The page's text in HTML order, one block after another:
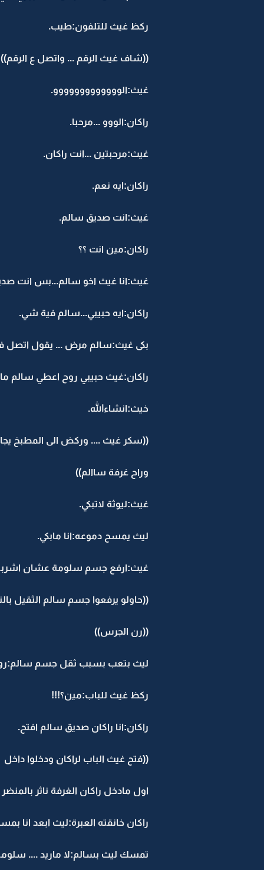
ركظ غيث للتلفون:طيب.
((شاف غيث الرقم ... واتصل ع الرقم))
غيث:الووووووووووووو.
راكان:الووو ...مرحبا.
غيث:مرحبتين ...انت راكان.
راكان:ايه نعم.
غيث:انت صديق سالم.
راكان:مين انت ؟؟
غيث:انا غيث اخو سالم...بس انت
راكان:ايه حبيبي...سالم فية شي.
بكى غيث:سالم مرض ... يقول اتصل
راكان:غيث حبيبي روح اعطي سالم
خيث:انشاءالله.
((سكر غيث .... وركض الى المطبخ
وراح غرفة ساالم))
غيث:ليوثة لاتبكي.
ليث يمسح دموعه:انا مابكي.
غيث:ارفع جسم سلومة عشان اشربه
((حاولو يرفعوا جسم سالم الثقيل
((رن الجرس))
ليث بتعب بسبب ثقل جسم
ركظ غيث للباب:مين؟!!!
راكان:انا راكان صديق سالم افتح.
((فتح غيث الباب لراكان ودخلوا داخل
اول مادخل راكان الغرفة ناثر
راكان خانقته العبرة:ليث ابعد انا
تمسك ليث بسالم:لا ماريد ....